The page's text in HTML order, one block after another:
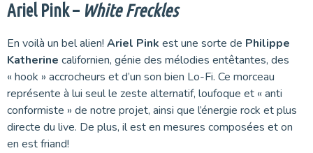
Ariel Pink – White Freckles
En voilà un bel alien! Ariel Pink est une sorte de Philippe
Katherine californien, génie des mélodies entêtantes, des
« hook » accrocheurs et d’un son bien Lo-Fi. Ce morceau
représente à lui seul le zeste alternatif, loufoque et « anti
conformiste » de notre projet, ainsi que l’énergie rock et plus
directe du live. De plus, il est en mesures composées et on
en est friand!